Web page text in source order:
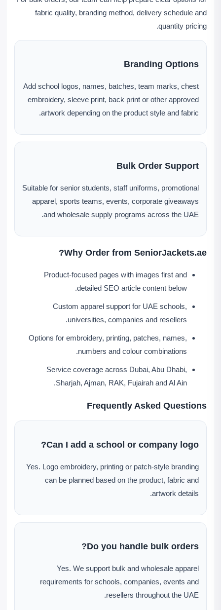
fabric quality, branding method, delivery schedule and
quantity pricing.
Branding Options
Add school logos, names, batches, team marks, chest
embroidery, sleeve print, back print or other approved
artwork depending on the product style and fabric.
Bulk Order Support
Suitable for senior students, staff uniforms, promotional
apparel, sports teams, events, corporate giveaways
and wholesale supply programs across the UAE.
Why Order from SeniorJackets.ae?
Product-focused pages with images first and
detailed SEO article content below.
Custom apparel support for UAE schools,
universities, companies and resellers.
Options for embroidery, printing, patches, names,
numbers and colour combinations.
Service coverage across Dubai, Abu Dhabi,
Sharjah, Ajman, RAK, Fujairah and Al Ain.
Frequently Asked Questions
Can I add a school or company logo?
Yes. Logo embroidery, printing or patch-style branding
can be planned based on the product, fabric and
artwork details.
Do you handle bulk orders?
Yes. We support bulk and wholesale apparel
requirements for schools, companies, events and
resellers throughout the UAE.